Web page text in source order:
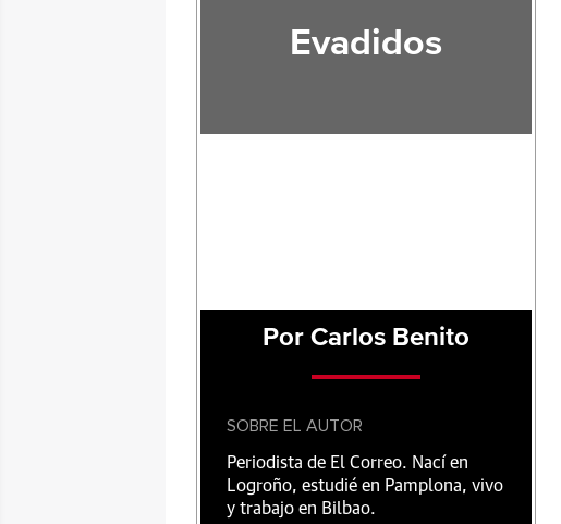
Evadidos
Por Carlos Benito
SOBRE EL AUTOR
Periodista de El Correo. Nací en
Logroño, estudié en Pamplona, vivo
y trabajo en Bilbao.